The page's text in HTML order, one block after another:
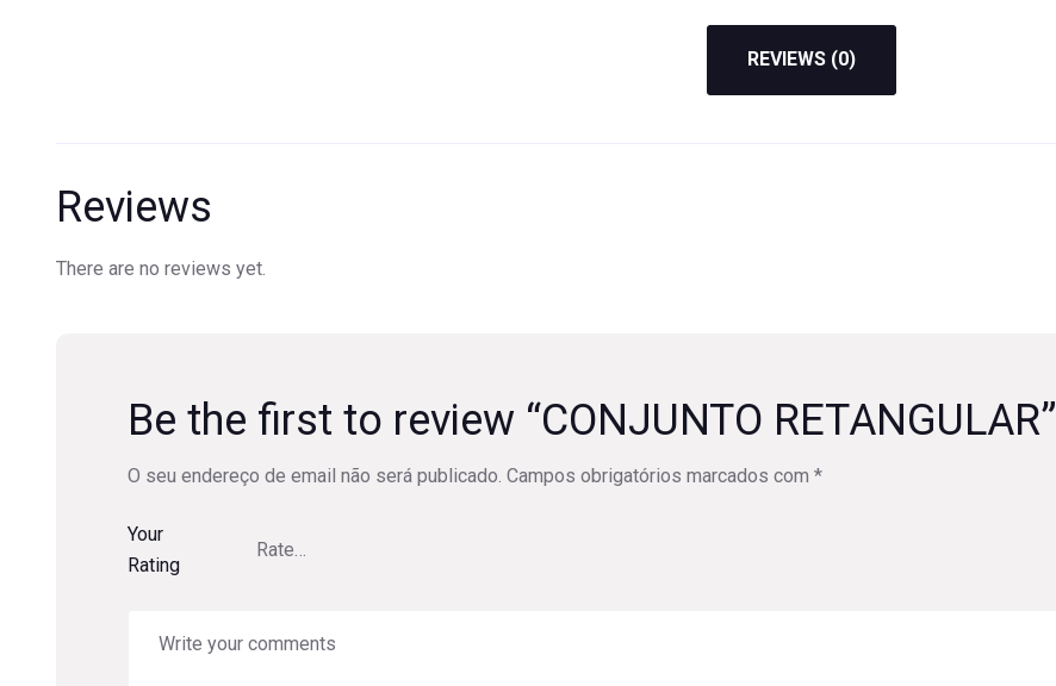
REVIEWS (0)
Reviews
There are no reviews yet.
Be the first to review “CONJUNTO RETANGULAR”
O seu endereço de email não será publicado. Campos obrigatórios marcados com *
Your
Rating